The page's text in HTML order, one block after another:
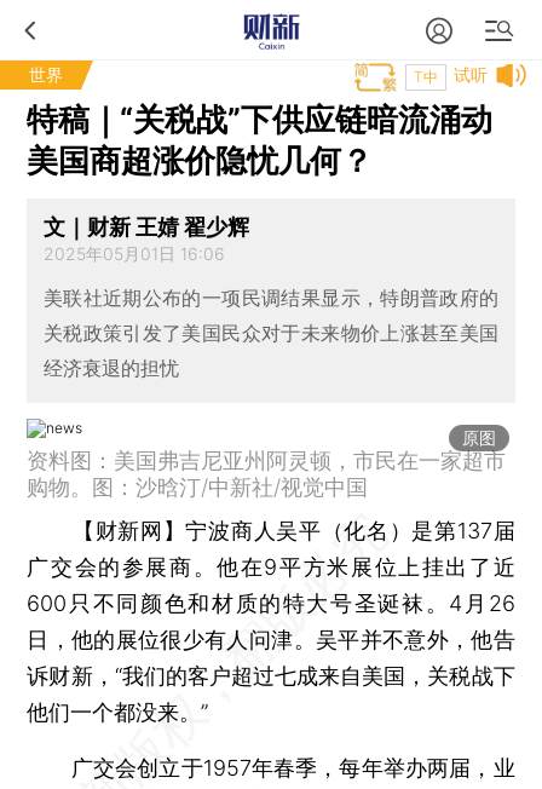
世界 试听
T中
特稿｜“关税战”下供应链暗流涌动
美国商超涨价隐忧几何？
文｜财新 王婧 翟少辉
2025年05月01日 16:06
美联社近期公布的一项民调结果显示，特朗普政府的
关税政策引发了美国民众对于未来物价上涨甚至美国
经济衰退的担忧
原图
资料图：美国弗吉尼亚州阿灵顿，市民在一家超市
购物。图：沙晗汀/中新社/视觉中国
【财新网】宁波商人吴平（化名）是第137届
广交会的参展商。他在9平方米展位上挂出了近
600只不同颜色和材质的特大号圣诞袜。4月26
日，他的展位很少有人问津。吴平并不意外，他告
诉财新，“我们的客户超过七成来自美国，关税战下
他们一个都没来。”
广交会创立于1957年春季，每年举办两届，业